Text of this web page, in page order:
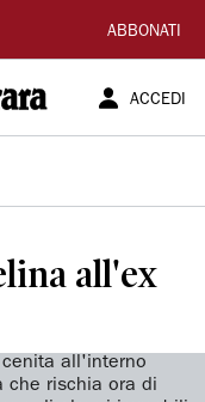
ABBONATI
ACCEDI
all'ex